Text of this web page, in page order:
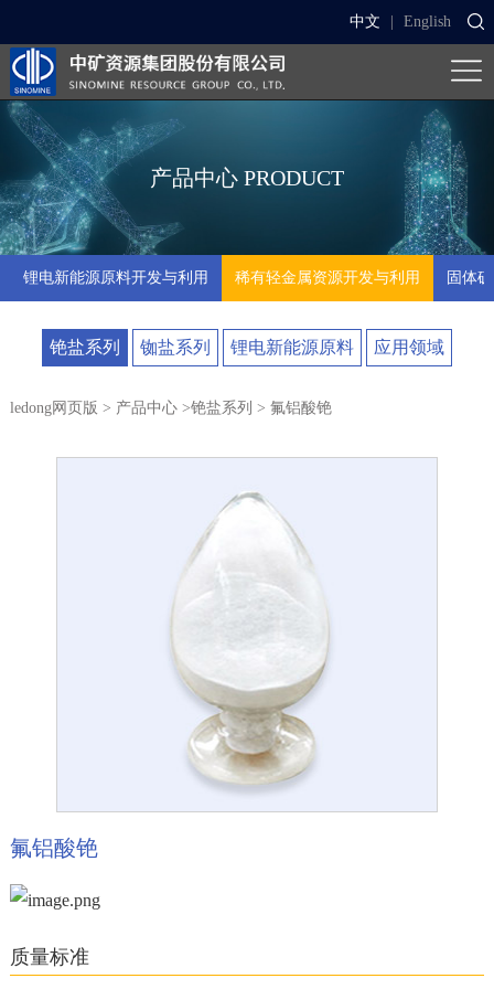
中文 English
产品中心 PRODUCT
锂电新能源原料开发与利用 稀有轻金属资源开发与利用 固体
铯盐系列 铷盐系列 锂电新能源原料 应用领域
ledong网页版 > 产品中心>铯盐系列 > 氟铝酸铯
氟铝酸铯
质量标准